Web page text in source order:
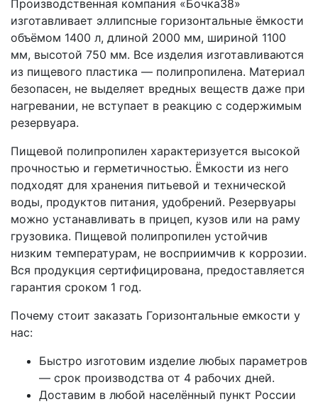
Производственная компания «Бочка38»
изготавливает эллипсные горизонтальные ёмкости
объёмом 1400 л, длиной 2000 мм, шириной 1100
мм, высотой 750 мм. Все изделия изготавливаются
из пищевого пластика — полипропилена. Материал
безопасен, не выделяет вредных веществ даже при
нагревании, не вступает в реакцию с содержимым
резервуара.
Пищевой полипропилен характеризуется высокой
прочностью и герметичностью. Ёмкости из него
подходят для хранения питьевой и технической
воды, продуктов питания, удобрений. Резервуары
можно устанавливать в прицеп, кузов или на раму
грузовика. Пищевой полипропилен устойчив
низким температурам, не восприимчив к коррозии.
Вся продукция сертифицирована, предоставляется
гарантия сроком 1 год.
Почему стоит заказать Горизонтальные емкости у
нас:
Быстро изготовим изделие любых параметров
— срок производства от 4 рабочих дней.
Доставим в любой населённый пункт России